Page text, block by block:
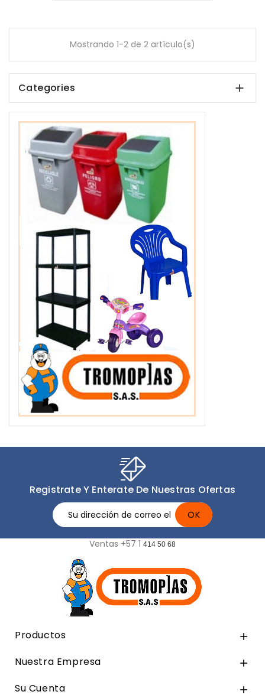
Mostrando 1-2 de 2 artículo(s)
Categories 
Registrate Y Enterate De Nuestras Ofertas
Ventas +57 1 414 50 68
Productos 
Nuestra Empresa 
Su Cuenta 